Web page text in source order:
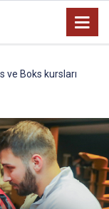
ve Boks kursları